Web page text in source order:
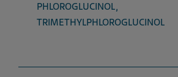
PHLOROGLUCINOL,
TRIMETHYLPHLOROGLUCINOL